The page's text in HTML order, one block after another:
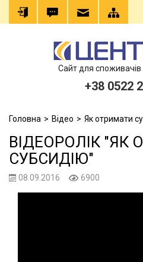
Сайт для споживачів
+38 0522
Головна Відео Як отримати
ВІДЕОРОЛІК "ЯК
СУБСИДІЮ"
08.09.2016 6900